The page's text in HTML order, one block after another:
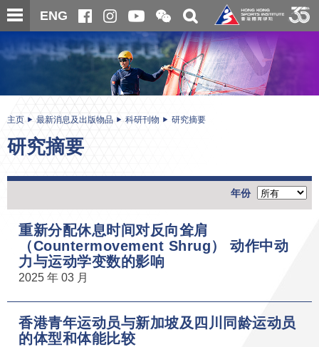
跳
至
内
ENG
开
合
微
信
二
维
码
关
搜
寻
内
主页 最新消息及出版物品 科研刊物 研究摘要
研究摘要
年份
重新分配休息时间对反向耸肩
（Countermovement Shrug） 动作中动
力与运动学变数的影响
2025 年 03 月
香港青年运动员与新加坡及四川同龄运动员
的体型和体能比较